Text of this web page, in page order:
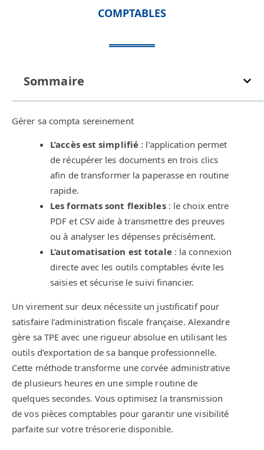
COMPTABLES
Sommaire
Gérer sa compta sereinement
L’accès est simplifié : l’application permet
de récupérer les documents en trois clics
afin de transformer la paperasse en routine
rapide.
Les formats sont flexibles: le choix entre
PDF et CSV aide à transmettre des preuves
ou à analyser les dépenses précisément.
L’automatisation est totale: la connexion
directe avec les outils comptables évite les
saisies et sécurise le suivi financier.
Un virement sur deux nécessite un justificatif pour
satisfaire l’administration fiscale française. Alexandre
gère sa TPE avec une rigueur absolue en utilisant les
outils d’exportation de sa banque professionnelle.
Cette méthode transforme une corvée administrative
de plusieurs heures en une simple routine de
quelques secondes. Vous optimisez la transmission
de vos pièces comptables pour garantir une visibilité
parfaite sur votre trésorerie disponible.